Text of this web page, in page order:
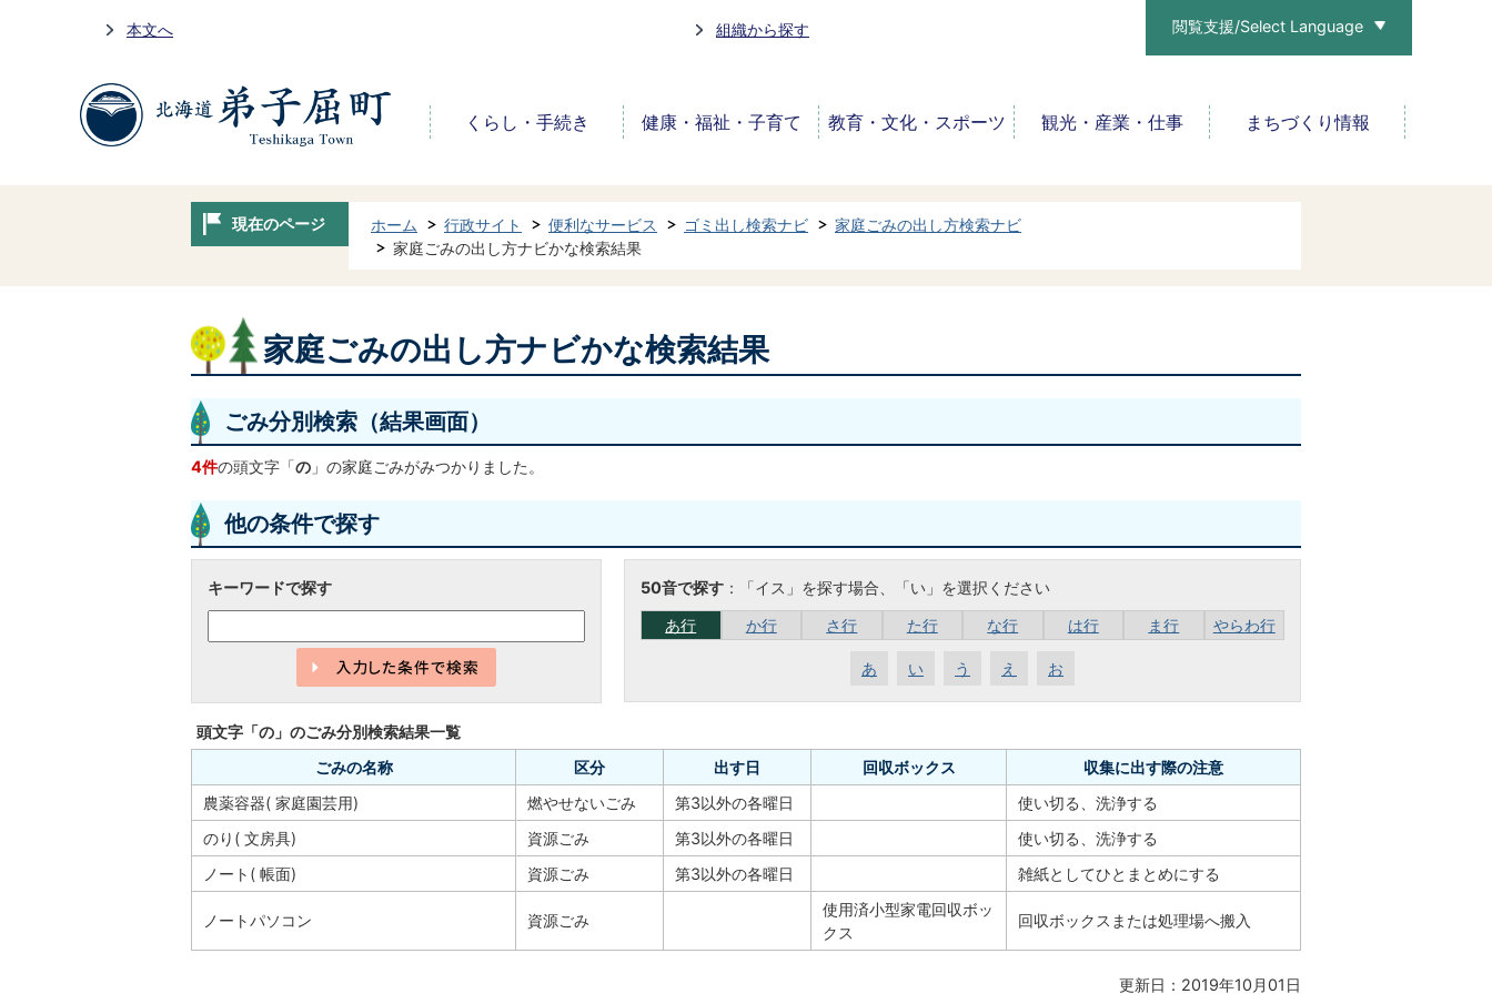
本文へ 組織から探す 閲覧支援/Select Language
くらし・手続き 健康・福祉・子育て 教育・文化・スポーツ 観光・産業・仕事 まちづくり情報
現在のページ ホーム 行政サイト 便利なサービス ゴミ出し検索ナビ
家庭ごみの出し方検索ナビ
家庭ごみの出し方ナビかな検索結果
家庭ごみの出し方ナビかな検索結果
ごみ分別検索 （結果画面）
4件の頭文字「の 」の家庭ごみがみつかりました。
他の条件で探す
キーワードで探す 50音で探す ：「イス」を探す場合、「い」を選択ください
あ行
か行 さ行 た行 な行 は行 ま行 やらわ行
あ い う え お
頭文字「の 」のごみ分別検索結果一覧
ごみの名称
区分 出す日 回収ボックス
収集に出す際の注意
農薬容器( 家庭園芸用)
燃やせないごみ 第3以外の各曜日
使い切る、洗浄する
のり( 文房具)
資源ごみ 第3以外の各曜日
使い切る、洗浄する
ノート( 帳面)
資源ごみ 第3以外の各曜日 雑紙としてひとまとめにする
ノートパソコン 資源ごみ
使用済小型家電回収ボッ
クス
回収ボックスまたは処理場へ搬入
更新日：2019年10月01日